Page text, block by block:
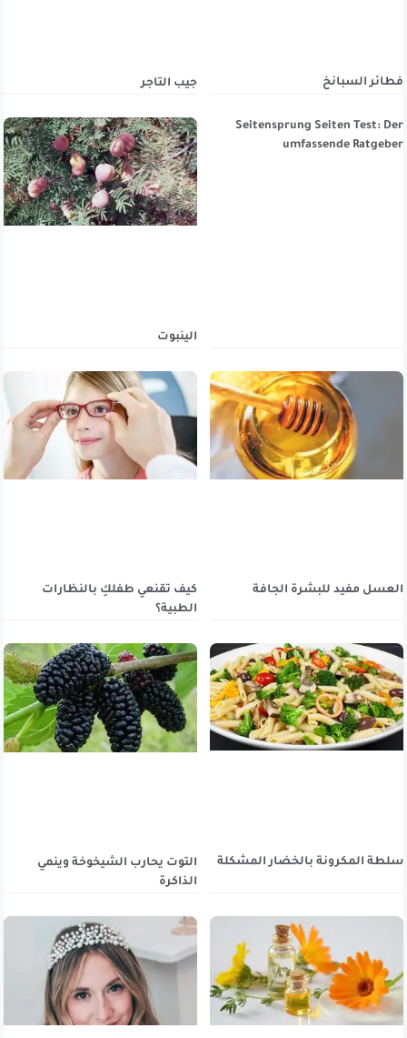
فطائر السبانخ جيب التاجر
Seitensprung Seiten Test: Der
umfassende Ratgeber
الينبوت
العسل مفيد للبشرة الجافة
كيف تقنعي طفلكِ بالنظارات
الطبية؟
سلطة المكرونة بالخضار المشكلة
التوت يحارب الشيخوخة وينمي
الذاكرة